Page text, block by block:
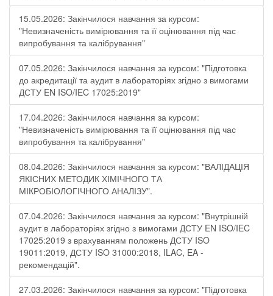
15.05.2026: Закінчилося навчання за курсом:
"Невизначеність вимірювання та її оцінювання під час
випробування та калібрування"
07.05.2026: Закінчилося навчання за курсом: "Підготовка
до акредитації та аудит в лабораторіях згідно з вимогами
ДСТУ EN ISO/IEC 17025:2019"
17.04.2026: Закінчилося навчання за курсом:
"Невизначеність вимірювання та її оцінювання під час
випробування та калібрування"
08.04.2026: Закінчилося навчання за курсом: "ВАЛІДАЦІЯ
ЯКІСНИХ МЕТОДИК ХІМІЧНОГО ТА
МІКРОБІОЛОГІЧНОГО АНАЛІЗУ".
07.04.2026: Закінчилося навчання за курсом: "Внутрішній
аудит в лабораторіях згідно з вимогами ДСТУ EN ISO/IEC
17025:2019 з врахуванням положень ДСТУ ISO
19011:2019, ДСТУ ISO 31000:2018, ILAC, EA -
рекомендацій".
27.03.2026: Закінчилося навчання за курсом: "Підготовка